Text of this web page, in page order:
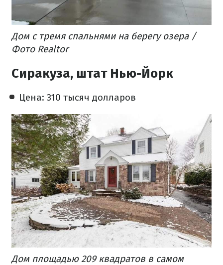
Дом с тремя спальнями на берегу озера /
Фото Realtor
Сиракуза, штат Нью-Йорк
Цена: 310 тысяч долларов
Дом площадью 209 квадратов в самом